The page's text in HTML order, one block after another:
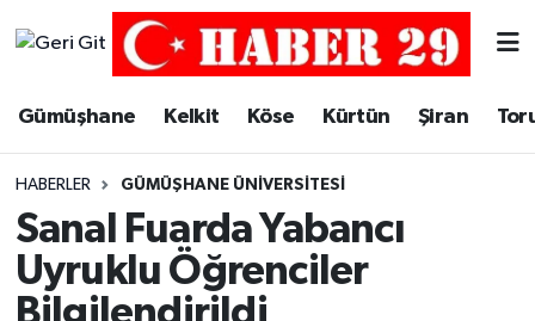
Gümüşhane Kelkit Köse Kürtün Şiran
HABERLER GÜMÜŞHANE ÜNIVERSITESI
Sanal Fuarda Yabancı
Uyruklu Öğrenciler
Merkez Trafik Yoğunluk Haritası
Süper Lig Puan Durumu ve Fikstür
Tüm Manşetler